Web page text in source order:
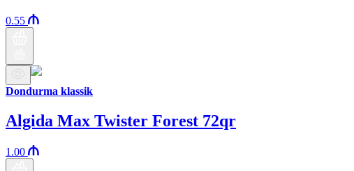
0.55
Dondurma klassik
Algida Max Twister Forest 72qr
1.00